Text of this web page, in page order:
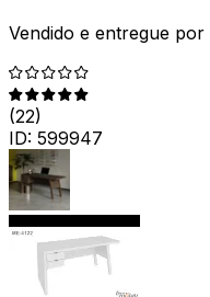
Vendido e entregue por
(22)
ID: 599947